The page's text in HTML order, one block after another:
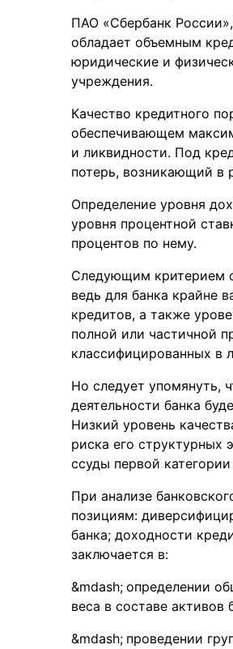
ПАО «Сбербанк
обладает объемным
юридические и
учреждения.
Качество кредитного
обеспечивающем
и ликвидности. Под
потерь, возникающий в
Определение уровня
уровня процентной
процентов по нему.
Следующим критерием
ведь для банка крайне
кредитов, а также
полной или частичной
классифицированных в
Но следует упомянуть,
деятельности банка
Низкий уровень
риска его структурных
ссуды первой
При анализе
позициям:
банка; доходности
заключается в:
определении
веса в составе
проведении